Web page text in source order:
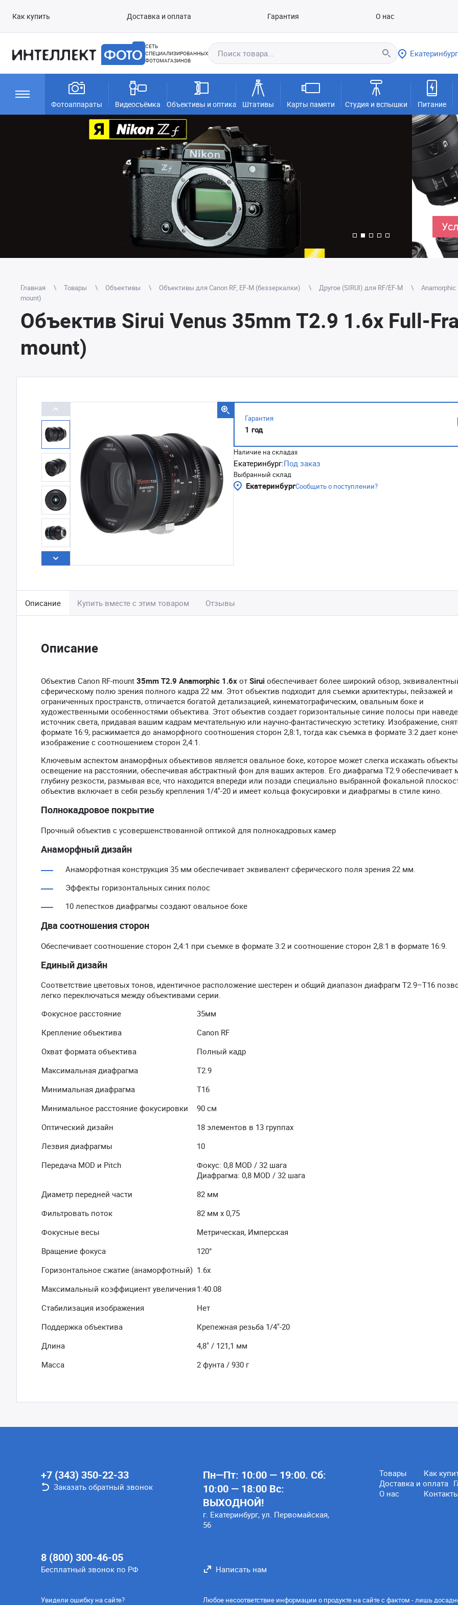
Как купить Доставка и оплата Гарантия О нас
СЕТЬ
СПЕЦИАЛИЗИРОВАННЫХ
ФОТОМАГАЗИНОВ
Екатеринбург
Фотоаппараты Видеосъёмка Объективы и оптика Штативы Карты памяти Студия и вспышки Питание
Главная Товары Объективы Объективы для Canon RF, EF-M (беззеркалки) Другое (SIRUI) для RF/EF-M Anamorphic
mount)
Объектив Sirui Venus 35mm T2.9 1.6x Full-
mount)
Гарантия
1 год
Наличие на складах
Екатеринбург:Под заказ
Выбранный склад
ЕкатеринбургСообщить о поступлении?
Описание Купить вместе с этим товаром Отзывы
Описание
Объектив Canon RF-mount 35mm T2.9 Anamorphic 1.6x от Sirui обеспечивает более широкий обзор,
сферическому полю зрения полного кадра 22 мм. Этот объектив подходит для съемки архитектуры, пейзажей и
ограниченных пространств, отличается богатой детализацией, кинематографическим, овальным боке и
художественными особенностями объектива. Этот объектив создает горизонтальные синие полосы при
источник света, придавая вашим кадрам мечтательную или научно-фантастическую эстетику. Изображение,
формате 16:9, расжимается до анаморфного соотношения сторон 2,8:1, тогда как съемка в формате 3:2 дает
изображение с соотношением сторон 2,4:1.
Ключевым аспектом анаморфных объективов является овальное боке, которое может слегка искажать
освещение на расстоянии, обеспечивая абстрактный фон для ваших актеров. Его диафрагма T2.9 обеспечивает
глубину резкости, размывая все, что находится впереди или позади специально выбранной фокальной
объектив включает в себя резьбу крепления 1/4"-20 и имеет кольца фокусировки и диафрагмы в стиле кино.
Полнокадровое покрытие
Прочный объектив с усовершенствованной оптикой для полнокадровых камер
Анаморфный дизайн
Анаморфотная конструкция 35 мм обеспечивает эквивалент сферического поля зрения 22 мм.
Эффекты горизонтальных синих полос
10 лепестков диафрагмы создают овальное боке
Два соотношения сторон
Обеспечивает соотношение сторон 2,4:1 при съемке в формате 3:2 и соотношение сторон 2,8:1 в формате 16:9.
Единый дизайн
Соответствие цветовых тонов, идентичное расположение шестерен и общий диапазон диафрагм T2.9–T16
легко переключаться между объективами серии.
Фокусное расстояние
35мм
Крепление объектива
Canon RF
Охват формата объектива
Полный кадр
Максимальная диафрагма
Т2.9
Минимальная диафрагма
Т16
Минимальное расстояние фокусировки
90 см
Оптический дизайн
18 элементов в 13 группах
Лезвия диафрагмы
10
Передача MOD и Pitch
Фокус: 0,8 MOD / 32 шага
Диафрагма: 0,8 MOD / 32 шага
Диаметр передней части
82 мм
Фильтровать поток
82 мм х 0,75
Фокусные весы
Метрическая, Имперская
Вращение фокуса
120°
Горизонтальное сжатие (анаморфотный) 1.6x
Максимальный коэффициент увеличения 1:40.08
Стабилизация изображения
Нет
Поддержка объектива
Крепежная резьба 1/4"-20
Длина
4,8" / 121,1 мм
Масса
2 фунта / 930 г
+7 (343) 350-22-33
Заказать обратный звонок
8 (800) 300-46-05
Бесплатный звонок по РФ
Пн—Пт: 10:00 — 19:00. Сб:
10:00 — 18:00 Вс:
ВЫХОДНОЙ!
г. Екатеринбург, ул. Первомайская,
56
Товары
Как
Доставка и оплата
О нас
Написать нам
Увидели ошибку на сайте? Любое несоответствие информации о продукте на сайте с фактом - лишь